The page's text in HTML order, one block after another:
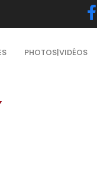
PHOTOS|VIDÉOS